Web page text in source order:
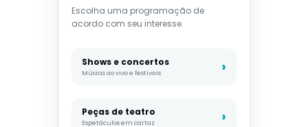
Escolha uma programação de
acordo com seu interesse.
Shows e concertos
Música ao vivo e festivais
Peças de teatro
Espetáculos em cartaz